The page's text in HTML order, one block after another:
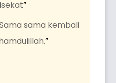
”
sama kembali
”